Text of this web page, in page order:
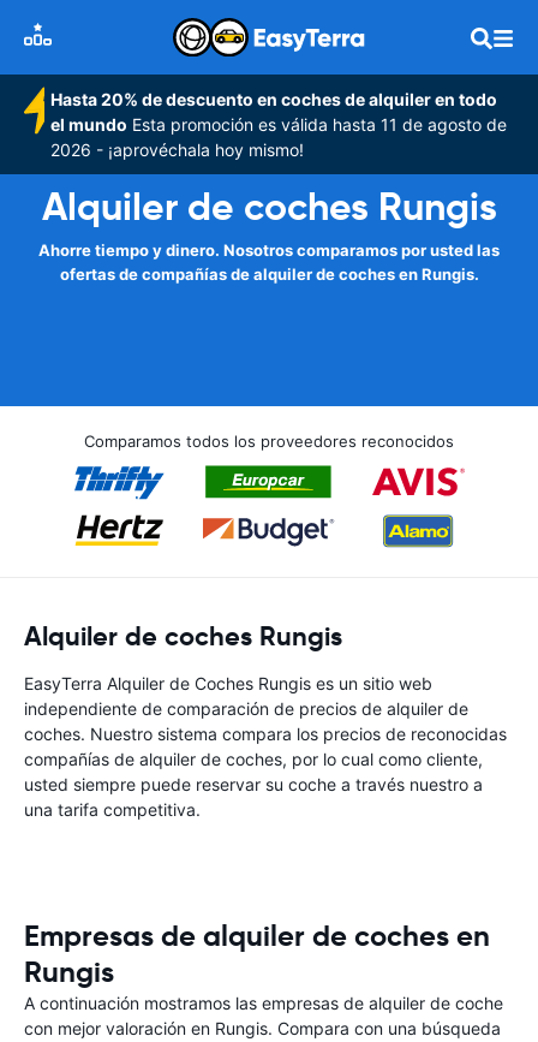
Hasta 20% de descuento en coches de alquiler en todo
el mundo Esta promoción es válida hasta 11 de agosto de
2026 - ¡aprovéchala hoy mismo!
Alquiler de coches Rungis
Ahorre tiempo y dinero. Nosotros comparamos por usted las
ofertas de compañías de alquiler de coches en Rungis.
Comparamos todos los proveedores reconocidos
Alquiler de coches Rungis
EasyTerra Alquiler de Coches Rungis es un sitio web
independiente de comparación de precios de alquiler de
coches. Nuestro sistema compara los precios de reconocidas
compañías de alquiler de coches, por lo cual como cliente,
usted siempre puede reservar su coche a través nuestro a
una tarifa competitiva.
Empresas de alquiler de coches en
Rungis
A continuación mostramos las empresas de alquiler de coche
con mejor valoración en Rungis. Compara con una búsqueda